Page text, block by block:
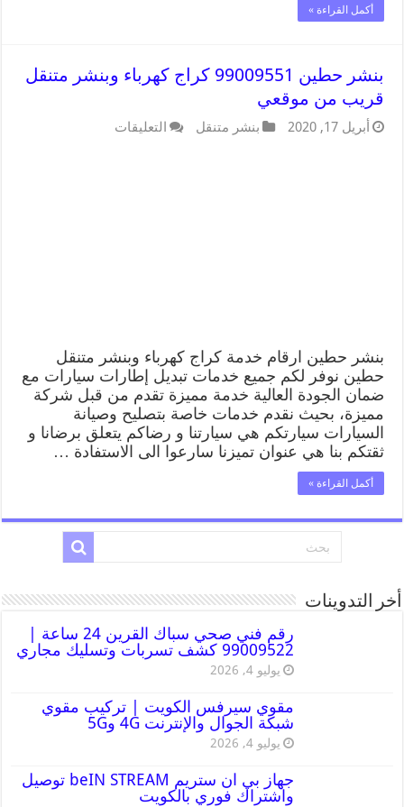
أكمل القراءة »
بنشر حطين 99009551 كراج كهرباء وبنشر متنقل
قريب من موقعي
أبريل 17, 2020 بنشر متنقل التعليقات
بنشر حطين ارقام خدمة كراج كهرباء وبنشر متنقل
حطين نوفر لكم جميع خدمات تبديل إطارات سيارات مع
ضمان الجودة العالية خدمة مميزة تقدم من قبل شركة
مميزة، بحيث نقدم خدمات خاصة بتصليح وصيانة
السيارات سيارتكم هي سيارتنا و رضاكم يتعلق برضانا و
ثقتكم بنا هي عنوان تميزنا سارعوا الى الاستفادة …
أكمل القراءة »
أخر التدوينات
رقم فني صحي سباك القرين 24 ساعة |
99009522 كشف تسربات وتسليك مجاري
يوليو 4, 2026
مقوي سيرفس الكويت | تركيب مقوي
شبكة الجوال والإنترنت 4G و5G
يوليو 4, 2026
جهاز بي ان ستريم beIN STREAM توصيل
واشتراك فوري بالكويت